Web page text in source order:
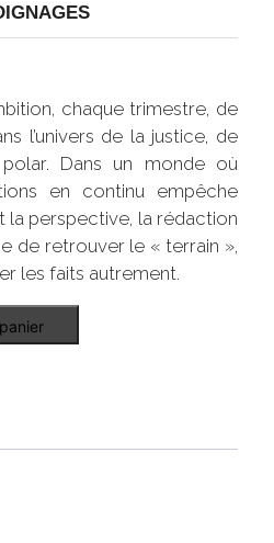
chaque trimestre, de
l’univers de la justice, de
Dans un monde où
en continu empêche
la perspective, la rédaction
de retrouver le « terrain »,
les faits autrement.